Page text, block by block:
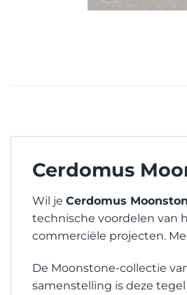
Cerdomus
Wil je Cerdomus
technische voordelen van
commerciële projecten.
De Moonstone-collectie
samenstelling is deze